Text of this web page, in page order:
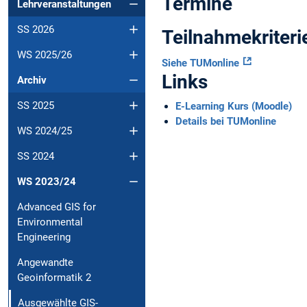
Lehrveranstaltungen
SS 2026
WS 2025/26
Archiv
SS 2025
WS 2024/25
SS 2024
WS 2023/24
Advanced GIS for
Environmental
Engineering
Angewandte
Geoinformatik 2
Ausgewählte GIS-
Siehe TUMonline
Links
E-Learning Kurs (Moodle)
Details bei TUMonline